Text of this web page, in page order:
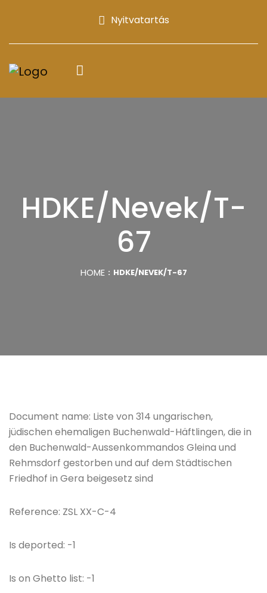
Nyitvatartás
HDKE/Nevek/T-
67
HOME HDKE/NEVEK/T-67
Document name: Liste von 314 ungarischen,
jüdischen ehemaligen Buchenwald-Häftlingen, die in
den Buchenwald-Aussenkommandos Gleina und
Rehmsdorf gestorben und auf dem Städtischen
Friedhof in Gera beigesetz sind
Reference: ZSL XX-C-4
Is deported: -1
Is on Ghetto list: -1